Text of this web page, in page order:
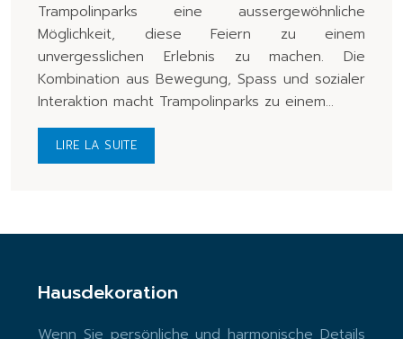
Trampolinparks eine aussergewöhnliche
Möglichkeit, diese Feiern zu einem
unvergesslichen Erlebnis zu machen. Die
Kombination aus Bewegung, Spass und sozialer
Interaktion macht Trampolinparks zu einem…
LIRE LA SUITE
Hausdekoration
Wenn Sie persönliche und harmonische Details